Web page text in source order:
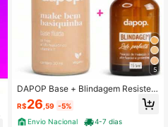
5
DAPOP Base + Blindagem Resisten
te a Agua e Suor Hidrata a pele Mini
miza os Poros Primer Diluidor Make
Cobertura Fluida
R$26 ,59 -5%
Envio Nacional
4-7 dias